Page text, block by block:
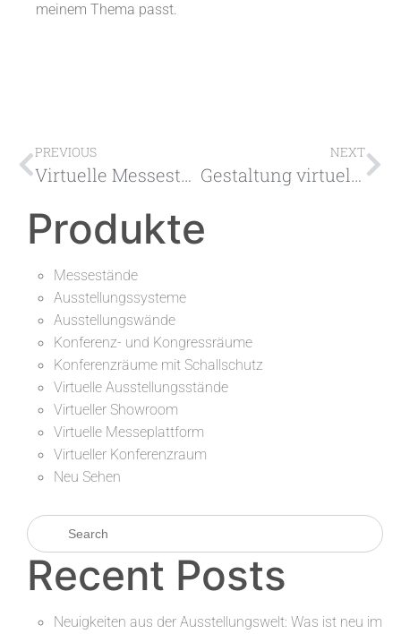
meinem Thema passt.
PREVIOUS
Virtuelle Messestände – was sind sie, was sind ihre Vorteile?
NEXT
Gestaltung virtueller Messestände – neue Möglichkeiten für Aussteller
Produkte
Messestände
Ausstellungssysteme
Ausstellungswände
Konferenz- und Kongressräume
Konferenzräume mit Schallschutz
Virtuelle Ausstellungsstände
Virtueller Showroom
Virtuelle Messeplattform
Virtueller Konferenzraum
Neu Sehen
Recent Posts
Neuigkeiten aus der Ausstellungswelt: Was ist neu im